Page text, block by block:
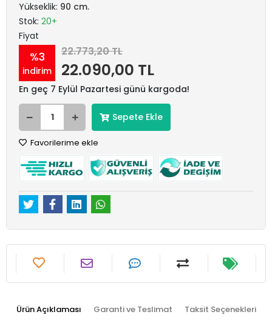
Yükseklik: 90 cm.
Stok: 20+
Fiyat
%3
indirim
22.773,20 TL
22.090,00 TL
En geç 7 Eylül Pazartesi günü kargoda!
Sepete Ekle
Favorilerime ekle
Ürün Açıklaması Garanti ve Teslimat Taksit Seçenekleri